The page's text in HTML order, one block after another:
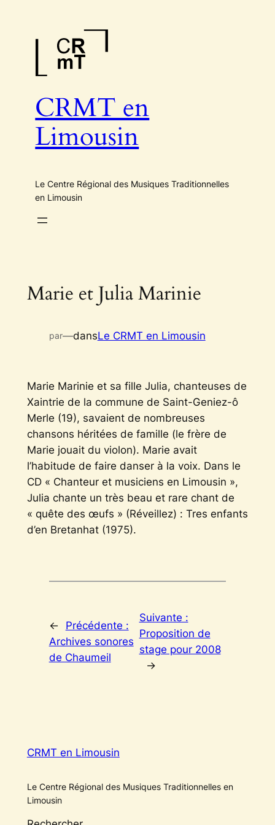
CRMT en
Limousin
Le Centre Régional des Musiques Traditionnelles
en Limousin
Marie et Julia Marinie
par—dansLe CRMT en Limousin
Marie Marinie et sa fille Julia, chanteuses de
Xaintrie de la commune de Saint-Geniez-ô
Merle (19), savaient de nombreuses
chansons héritées de famille (le frère de
Marie jouait du violon). Marie avait
l’habitude de faire danser à la voix. Dans le
CD « Chanteur et musiciens en Limousin »,
Julia chante un très beau et rare chant de
« quête des œufs » (Réveillez) : Tres enfants
d’en Bretanhat(1975).
←
Précédente :
Archives sonores
de Chaumeil
Suivante :
Proposition de
stage pour 2008
→
CRMT en Limousin
Le Centre Régional des Musiques Traditionnelles en
Limousin